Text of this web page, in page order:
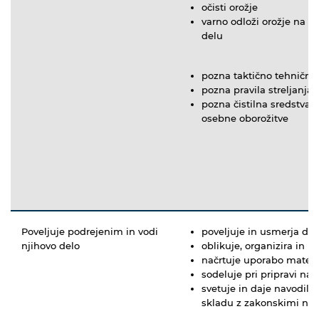
očisti orožje
varno odloži orožje na
delu
pozna taktično
pozna pravila streljanja
pozna čistilna sredstva
osebne oborožitve
Poveljuje podrejenim in vodi
njihovo delo
poveljuje in usmerja
oblikuje, organizira in
načrtuje uporabo
sodeluje pri pripravi
svetuje in daje
skladu z zakonskimi